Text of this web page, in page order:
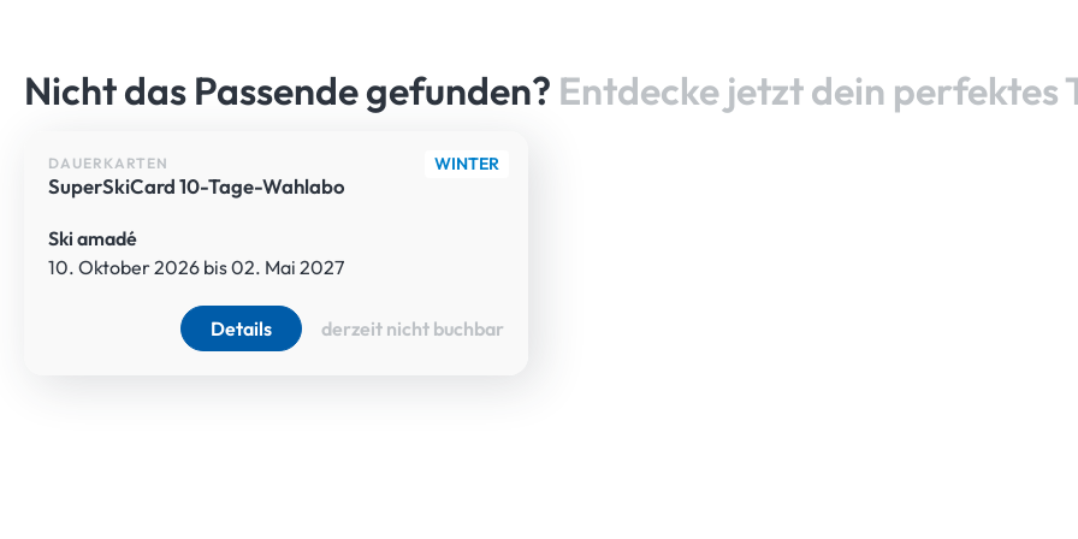
Nicht das Passende gefunden? Entdecke jetzt dein perfektes
WINTER
DAUERKARTEN
SuperSkiCard 10-Tage-Wahlabo
Ski amadé
10. Oktober 2026 bis 02. Mai 2027
Details derzeit nicht buchbar